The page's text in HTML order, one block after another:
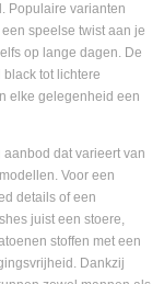
Populaire varianten
speelse twist aan je
op lange dagen. De
tot lichtere
elke gelegenheid een
dat varieert van
Voor een
details of een
juist een stoere,
stoffen met een
Dankzij